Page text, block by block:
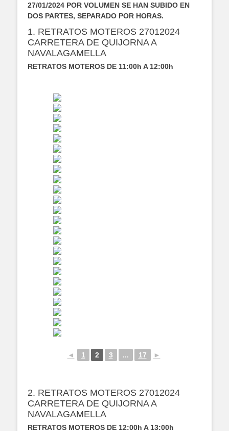
27/01/2024 POR VOLUMEN SE HAN SUBIDO EN
DOS PARTES, SEPARADO POR HORAS.
1. RETRATOS MOTEROS 27012024
CARRETERA DE QUIJORNA A
NAVALAGAMELLA
RETRATOS MOTEROS DE 11:00h A 12:00h
◄ 1 2 3 ... 17 ►
2. RETRATOS MOTEROS 27012024
CARRETERA DE QUIJORNA A
NAVALAGAMELLA
RETRATOS MOTEROS DE 12:00h A 13:00h